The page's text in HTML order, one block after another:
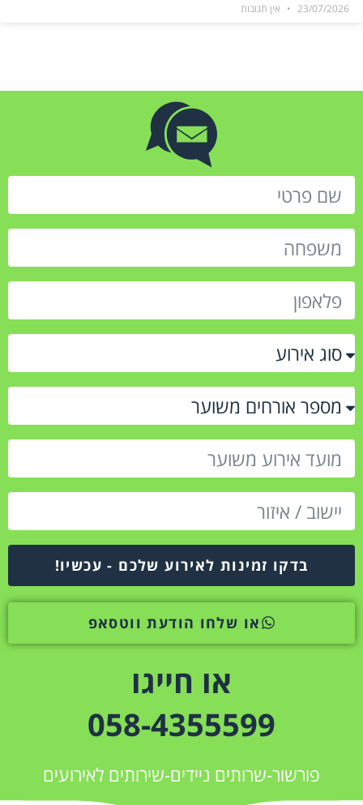
23/07/2026 אין תגובות
בדקו זמינות לאירוע שלכם - עכשיו!
או שלחו הודעת ווטסאפ
או חייגו
058-4355599
פורשור-שרותים ניידים-שירותים לאירועים